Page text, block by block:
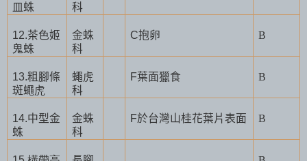
皿蛛
科
12.茶色姬
鬼蛛
金蛛
科
C抱卵 B
13.粗腳條
斑蠅虎
蠅虎
科
F葉面獵食 B
14.中型金
蛛
金蛛
科
F於台灣山桂花葉片表面 B